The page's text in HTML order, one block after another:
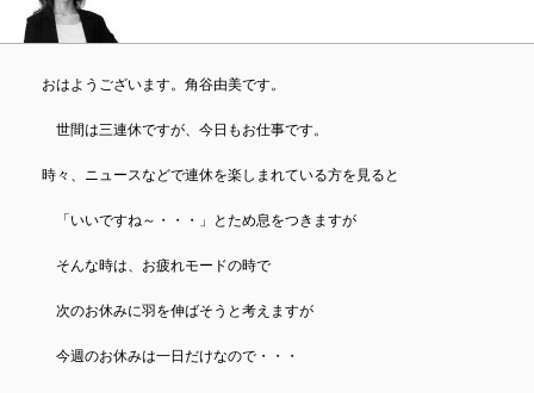
おはようございます。角谷由美です。
世間は三連休ですが、今日もお仕事です。
時々、ニュースなどで連休を楽しまれている方を見ると
「いいですね～・・・」とため息をつきますが
そんな時は、お疲れモードの時で
次のお休みに羽を伸ばそうと考えますが
今週のお休みは一日だけなので・・・